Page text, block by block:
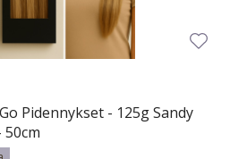
Pidennykset - 125g Sandy